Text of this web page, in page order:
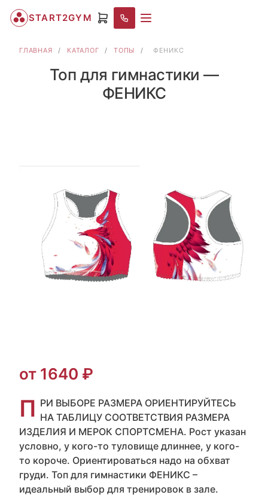
START2GYM
ГЛАВНАЯ / КАТАЛОГ / ТОПЫ / ФЕНИКС
Топ для гимнастики —
ФЕНИКС
от 1640 ₽
П РИ ВЫБОРЕ РАЗМЕРА ОРИЕНТИРУЙТЕСЬ
НА ТАБЛИЦУ СООТВЕТСТВИЯ РАЗМЕРА
ИЗДЕЛИЯ И МЕРОК СПОРТСМЕНА. Рост указан
условно, у кого-то туловище длиннее, у кого-
то короче. Ориентироваться надо на обхват
груди. Топ для гимнастики ФЕНИКС –
идеальный выбор для тренировок в зале.